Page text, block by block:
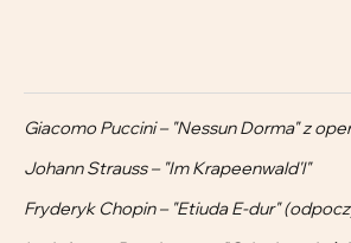
Giacomo Puccini – "Nessun Dorma" z
Johann Strauss – "Im Krapeenwald'l"
Fryderyk Chopin – "Etiuda E-dur"